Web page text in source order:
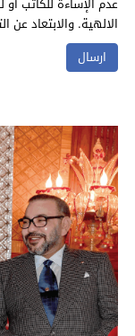
الالهية. والابتعاد